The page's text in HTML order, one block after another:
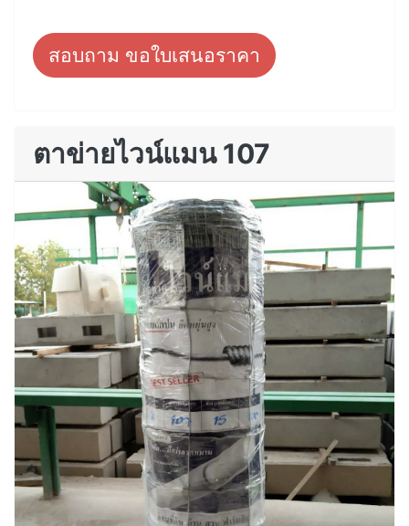
สอบถาม ขอใบเสนอราคา
ตาข่ายไวน์แมน 107